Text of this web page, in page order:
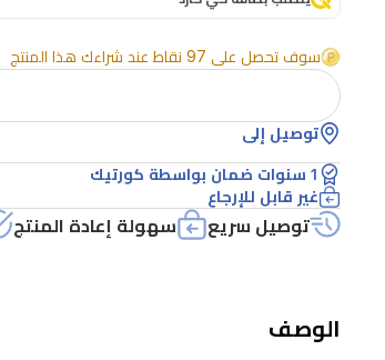
موثوق
تصميم
أنيق
باللون
الأسود.
مزود
بواجهة
الأول،
سوف تحصل على 97 نقاط عند شراءك هذا المنتج
توصيل إلى
1 سنوات ضمان بواسطة كورتيك
غير قابل للإرجاع
توصيل سريع سهولة إعادة المنتج
الوصف